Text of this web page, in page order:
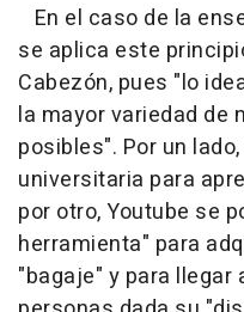
En el caso de la
se aplica este
Cabezón, pues "lo
la mayor variedad de
posibles". Por un
universitaria para
por otro, Youtube se
herramienta" para
"bagaje" y para llegar